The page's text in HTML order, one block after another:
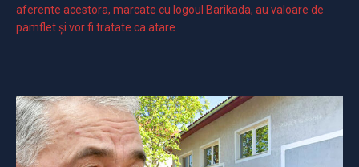
aferente acestora, marcate cu logoul Barikada, au valoare de
pamflet și vor fi tratate ca atare.